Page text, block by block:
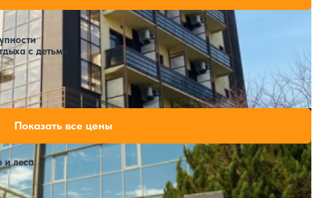
с детьми
Расстояние до пляжа: 200 метров.
Небуг Калипсо)
и леса
70,000 ₽
за 7 ночей, 2 взрослых
89,600 ₽
за 7 ночей, 2 взрослых
Показать все цены